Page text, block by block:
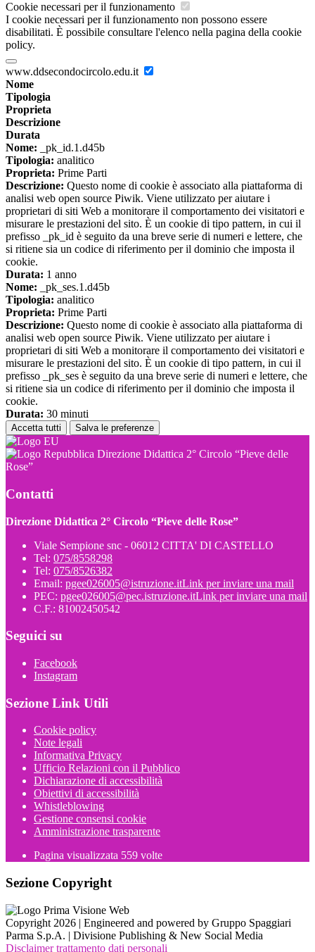
Cookie necessari per il funzionamento
I cookie necessari per il funzionamento non possono essere
disabilitati. È possibile consultare l'elenco nella pagina della cookie
policy.
www.ddsecondocircolo.edu.it
Nome
Tipologia
Proprieta
Descrizione
Durata
Nome: _pk_id.1.d45b
Tipologia: analitico
Proprieta: Prime Parti
Descrizione: Questo nome di cookie è associato alla piattaforma di
analisi web open source Piwik. Viene utilizzato per aiutare i
proprietari di siti Web a monitorare il comportamento dei visitatori e
misurare le prestazioni del sito. È un cookie di tipo pattern, in cui il
prefisso _pk_id è seguito da una breve serie di numeri e lettere, che
si ritiene sia un codice di riferimento per il dominio che imposta il
cookie.
Durata: 1 anno
Nome: _pk_ses.1.d45b
Tipologia: analitico
Proprieta: Prime Parti
Descrizione: Questo nome di cookie è associato alla piattaforma di
analisi web open source Piwik. Viene utilizzato per aiutare i
proprietari di siti Web a monitorare il comportamento dei visitatori e
misurare le prestazioni del sito. È un cookie di tipo pattern, in cui il
prefisso _pk_ses è seguito da una breve serie di numeri e lettere, che
si ritiene sia un codice di riferimento per il dominio che imposta il
cookie.
Durata: 30 minuti
Accetta tutti Salva le preferenze
Direzione Didattica 2° Circolo “Pieve delle
Rose”
Contatti
Direzione Didattica 2° Circolo “Pieve delle Rose”
Viale Sempione snc - 06012 CITTA' DI CASTELLO
Tel: 075/8558298
Tel: 075/8526382
Email: pgee026005@istruzione.itLink per inviare una mail
PEC: pgee026005@pec.istruzione.itLink per inviare una mail
C.F.: 81002450542
Seguici su
Facebook
Instagram
Sezione Link Utili
Cookie policy
Note legali
Informativa Privacy
Ufficio Relazioni con il Pubblico
Dichiarazione di accessibilità
Obiettivi di accessibilità
Whistleblowing
Gestione consensi cookie
Amministrazione trasparente
Pagina visualizzata 559 volte
Sezione Copyright
Copyright 2026 | Engineered and powered by Gruppo Spaggiari
Parma S.p.A. | Divisione Publishing & New Social Media
Disclaimer trattamento dati personali